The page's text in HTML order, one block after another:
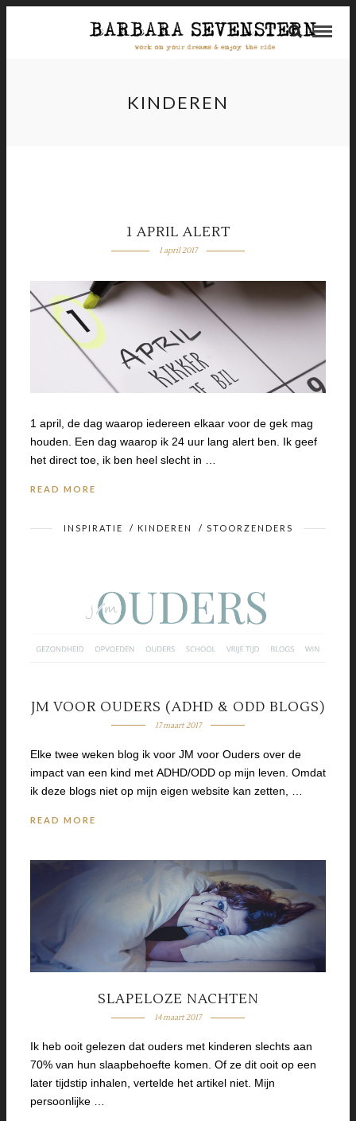
KINDEREN
1 APRIL ALERT
1 april 2017
1 april, de dag waarop iedereen elkaar voor de gek mag
houden. Een dag waarop ik 24 uur lang alert ben. Ik geef
het direct toe, ik ben heel slecht in …
READ MORE
INSPIRATIE / KINDEREN / STOORZENDERS
JM VOOR OUDERS (ADHD & ODD BLOGS)
17 maart 2017
Elke twee weken blog ik voor JM voor Ouders over de
impact van een kind met ADHD/ODD op mijn leven. Omdat
ik deze blogs niet op mijn eigen website kan zetten, …
READ MORE
SLAPELOZE NACHTEN
14 maart 2017
Ik heb ooit gelezen dat ouders met kinderen slechts aan
70% van hun slaapbehoefte komen. Of ze dit ooit op een
later tijdstip inhalen, vertelde het artikel niet. Mijn
persoonlijke …